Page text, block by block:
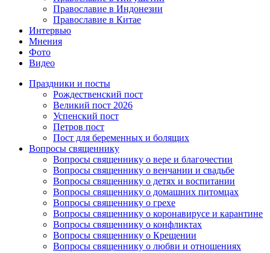
Православие в Индонезии
Православие в Китае
Интервью
Мнения
Фото
Видео
Праздники и посты
Рождественский пост
Великий пост 2026
Успенский пост
Петров пост
Пост для беременных и болящих
Вопросы священнику
Вопросы священнику о вере и благочестии
Вопросы священнику о венчании и свадьбе
Вопросы священнику о детях и воспитании
Вопросы священнику о домашних питомцах
Вопросы священнику о грехе
Вопросы священнику о коронавирусе и карантине
Вопросы священнику о конфликтах
Вопросы священнику о Крещении
Вопросы священнику о любви и отношениях